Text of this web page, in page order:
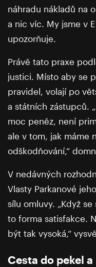
náhradu nákladů na
a nic víc. My jsme v
upozorňuje.
Právě tato praxe
justici. Místo aby se
pravidel, volají po
a státních zástupců.
moc peněz, není
ale v tom, jak máme
odškodňování,“
V nedávných
Vlasty Parkanové
sílu omluvy. „Když
to forma satisfakce.
být tak vysoká,“
Cesta do pekel